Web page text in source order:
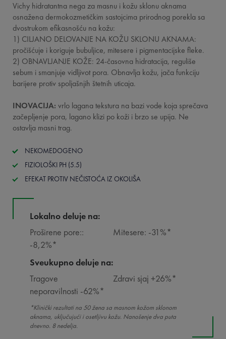
Vichy hidratantna nega za masnu i kožu sklonu aknama
osnažena dermokozmetičkim sastojcima prirodnog porekla sa
dvostrukom efikasnošću na kožu:
1) CILJANO DELOVANJE NA KOŽU SKLONU AKNAMA:
pročišćuje i koriguje bubuljice, mitesere i pigmentacijske fleke.
2) OBNAVLJANJE KOŽE: 24-časovna hidratacija, reguliše
sebum i smanjuje vidljivot pora. Obnavlja kožu, jača funkciju
barijere protiv spoljašnjih štetnih uticaja.
INOVACIJA: vrlo lagana tekstura na bazi vode koja sprečava
začepljenje pora, lagano klizi po koži i brzo se upija. Ne
ostavlja masni trag.
NEKOMEDOGENO
FIZIOLOŠKI PH (5.5)
EFEKAT PROTIV NEČISTOĆA IZ OKOLIŠA
Lokalno deluje na:
Proširene pore::
-8,2%*
Mitesere: -31%*
Sveukupno deluje na:
Tragove
neporavilnosti -62%*
Zdravi sjaj +26%*
*Klinički rezultati na 50 žena sa masnom kožom sklonom
aknama, uključujući i osetljivu kožu. Nanošenje dva puta
dnevno. 8 nedelja.